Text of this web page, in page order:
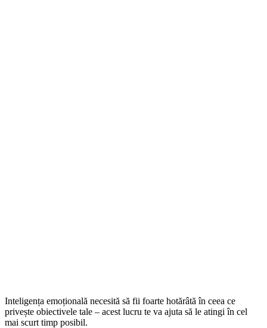
Inteligența emoțională necesită să fii foarte hotărâtă în ceea ce
privește obiectivele tale – acest lucru te va ajuta să le atingi în cel
mai scurt timp posibil.